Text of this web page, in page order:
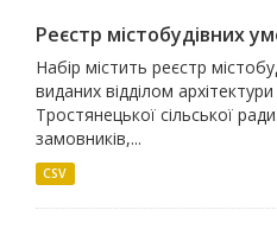
Реєстр містобудівних
Набір містить реєстр
виданих відділом
Тростянецької сільської
замовників,...
CSV